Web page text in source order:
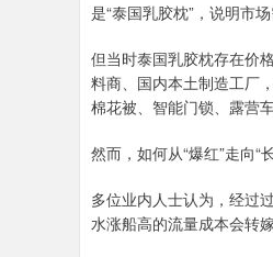
是“泰国乳胶枕”，说明市场
但当时泰国乳胶枕存在价
料商、国内本土制造工厂
棉花被、智能门锁、露营
然而，如何从“爆红”走向“
多位业内人士认为，经过
水涨船高的流量成本会转